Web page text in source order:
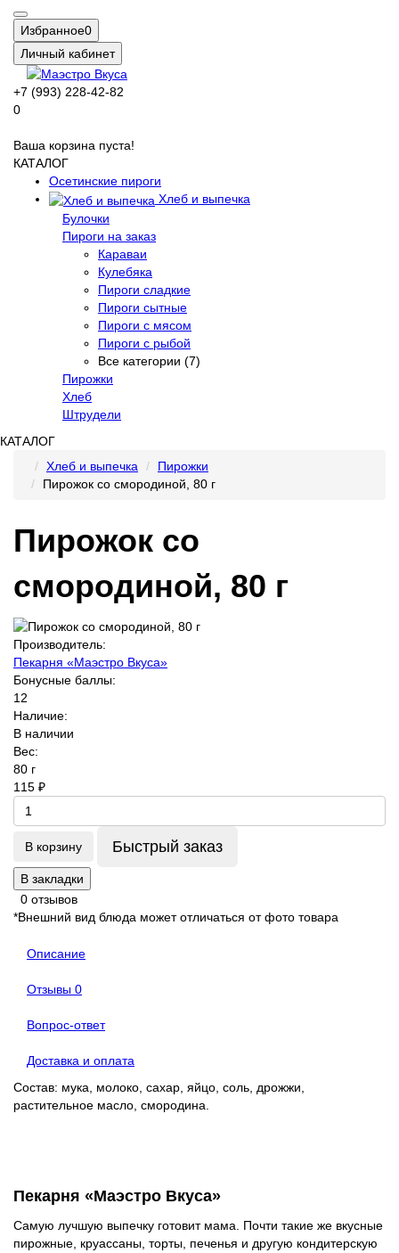
Избранное0
Личный кабинет
+7 (993) 228-42-82
0
Ваша корзина пуста!
КАТАЛОГ
Осетинские пироги
Хлеб и выпечка
Булочки
Пироги на заказ
Караваи
Кулебяка
Пироги сладкие
Пироги сытные
Пироги с мясом
Пироги с рыбой
Все категории (7)
Пирожки
Хлеб
Штрудели
КАТАЛОГ
Хлеб и выпечка
Пирожки
Пирожок со смородиной, 80 г
Пирожок со
смородиной, 80 г
Производитель:
Пекарня «Маэстро Вкуса»
Бонусные баллы:
12
Наличие:
В наличии
Вес:
80 г
115 ₽
В корзину Быстрый заказ
В закладки
0 отзывов
*Внешний вид блюда может отличаться от фото товара
Описание
Отзывы 0
Вопрос-ответ
Доставка и оплата
Состав: мука, молоко, сахар, яйцо, соль, дрожжи,
растительное масло, смородина.
Пекарня «Маэстро Вкуса»
Самую лучшую выпечку готовит мама. Почти такие же вкусные
пирожные, круассаны, торты, печенья и другую кондитерскую